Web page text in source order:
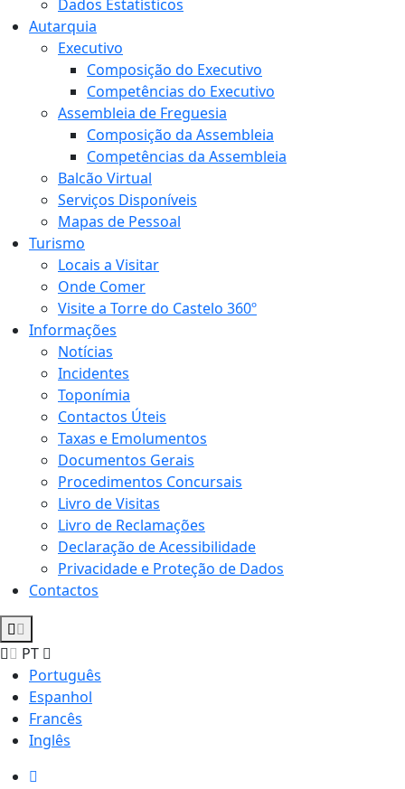
Dados Estatísticos
Autarquia
Executivo
Composição do Executivo
Competências do Executivo
Assembleia de Freguesia
Composição da Assembleia
Competências da Assembleia
Balcão Virtual
Serviços Disponíveis
Mapas de Pessoal
Turismo
Locais a Visitar
Onde Comer
Visite a Torre do Castelo 360º
Informações
Notícias
Incidentes
Toponímia
Contactos Úteis
Taxas e Emolumentos
Documentos Gerais
Procedimentos Concursais
Livro de Visitas
Livro de Reclamações
Declaração de Acessibilidade
Privacidade e Proteção de Dados
Contactos
PT
Português
Espanhol
Francês
Inglês